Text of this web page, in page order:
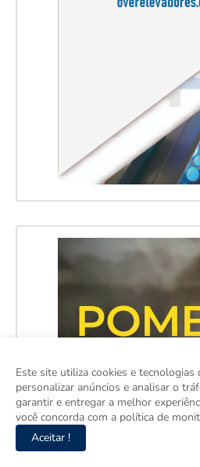
Este site utiliza cookies e tecnologias
personalizar anúncios e analisar o
garantir e entregar a melhor
você concorda com a política de
Aceitar !